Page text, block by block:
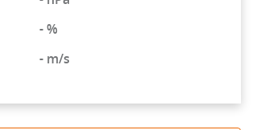
- %
- m/s